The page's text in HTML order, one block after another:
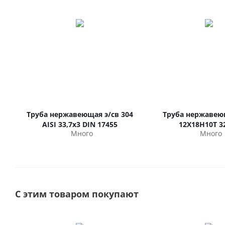
Труба нержавеющая э/св 304
AISI 33,7х3 DIN 17455
Много
Труба
12Х18Н10Т
Много
С этим товаром покупают